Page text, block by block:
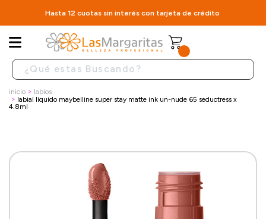
Hasta 12 cuotas sin interés con tarjeta de crédito
inicio
labios
labial líquido maybelline super stay matte ink un-nude 65 seductress x
4.8ml